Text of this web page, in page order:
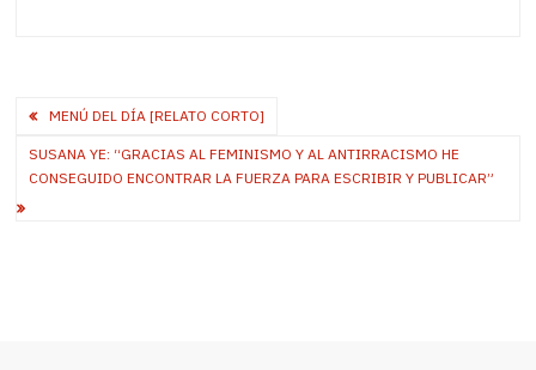
Post
navigation
MENÚ DEL DÍA [RELATO CORTO]
SUSANA YE: “GRACIAS AL FEMINISMO Y AL ANTIRRACISMO HE
CONSEGUIDO ENCONTRAR LA FUERZA PARA ESCRIBIR Y PUBLICAR”